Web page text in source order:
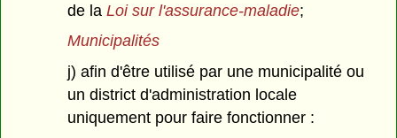
de laLoi sur l'assurance-maladie;
Municipalités
j) afin d'être utilisé par une municipalité ou
un district d'administration locale
uniquement pour faire fonctionner :